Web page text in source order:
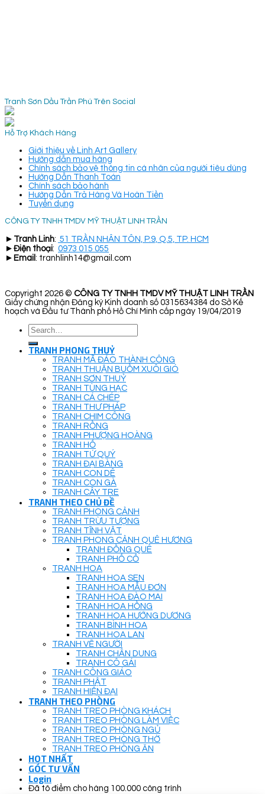
Tranh Sơn Dầu Trần Phú Trên Social
Hỗ Trợ Khách Hàng
Giới thiệu về Linh Art Gallery
Hướng dẫn mua hàng
Chính sách bảo vệ thông tin cá nhân của người tiêu dùng
Hướng Dẫn Thanh Toán
Chính sách bảo hành
Hướng Dẫn Trả Hàng Và Hoàn Tiền
Tuyển dụng
CÔNG TY TNHH TMDV MỸ THUẬT LINH TRẦN
► Tranh Linh: 51 TRẦN NHÂN TÔN, P.9, Q.5, TP. HCM
► Điện thoại: 0973 015 055
► Email : tranhlinh14@gmail.com
Copyright 2026 © CÔNG TY TNHH TMDV MỸ THUẬT LINH TRẦN
Giấy chứng nhận Đăng ký Kinh doanh số 0315634384 do Sở Kế
hoạch và Đầu tư Thành phố Hồ Chí Minh cấp ngày 19/04/2019
Search
for:
TRANH PHONG THUỶ
TRANH MÃ ĐÁO THÀNH CÔNG
TRANH THUẬN BUỒM XUÔI GIÓ
TRANH SƠN THUỶ
TRANH TÙNG HẠC
TRANH CÁ CHÉP
TRANH THƯ PHÁP
TRANH CHIM CÔNG
TRANH RỒNG
TRANH PHƯỢNG HOÀNG
TRANH HỔ
TRANH TỨ QUÝ
TRANH ĐẠI BÀNG
TRANH CON DÊ
TRANH CON GÀ
TRANH CÂY TRE
TRANH THEO CHỦ ĐỀ
TRANH PHONG CẢNH
TRANH TRỪU TƯỢNG
TRANH TĨNH VẬT
TRANH PHONG CẢNH QUÊ HƯƠNG
TRANH ĐỒNG QUÊ
TRANH PHỐ CỔ
TRANH HOA
TRANH HOA SEN
TRANH HOA MẪU ĐƠN
TRANH HOA ĐÀO MAI
TRANH HOA HỒNG
TRANH HOA HƯỚNG DƯƠNG
TRANH BÌNH HOA
TRANH HOA LAN
TRANH VẼ NGƯỜI
TRANH CHÂN DUNG
TRANH CÔ GÁI
TRANH CÔNG GIÁO
TRANH PHẬT
TRANH HIỆN ĐẠI
TRANH THEO PHÒNG
TRANH TREO PHÒNG KHÁCH
TRANH TREO PHÒNG LÀM VIỆC
TRANH TREO PHÒNG NGỦ
TRANH TREO PHÒNG THỜ
TRANH TREO PHÒNG ĂN
HOT NHẤT
GÓC TƯ VẤN
Login
Đã tô điểm cho hàng 100.000 công trình